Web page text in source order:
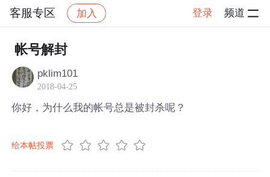
客服专区 加入 登录 频道
社区 客服专区
帐号解封
pklim101
2018-04-25
你好，为什么我的帐号总是被封杀呢？
给本帖投票